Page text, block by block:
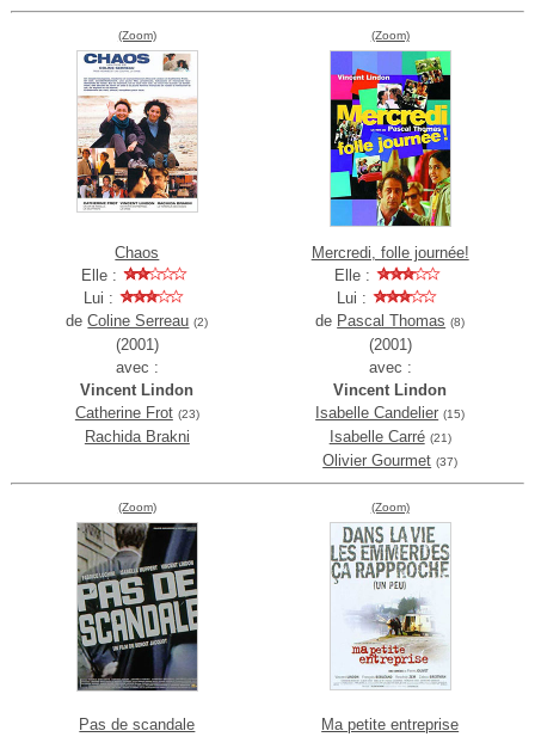
(Zoom)
Chaos
Elle :
Lui :
deColine Serreau (2)
(2001)
avec :
Vincent Lindon
Catherine Frot (23)
Rachida Brakni
(Zoom)
Mercredi, folle journée!
Elle :
Lui :
de Pascal Thomas (8)
(2001)
avec :
Vincent Lindon
Isabelle Candelier (15)
Isabelle Carré (21)
Olivier Gourmet (37)
(Zoom)
Pas de scandale
(Zoom)
Ma petite entreprise